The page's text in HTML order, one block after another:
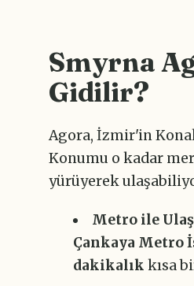
Smyrna
Gidilir?
Agora, İzmir'in
Konumu o kadar
yürüyerek
Metro ile
Çankaya Metro
dakikalık kısa